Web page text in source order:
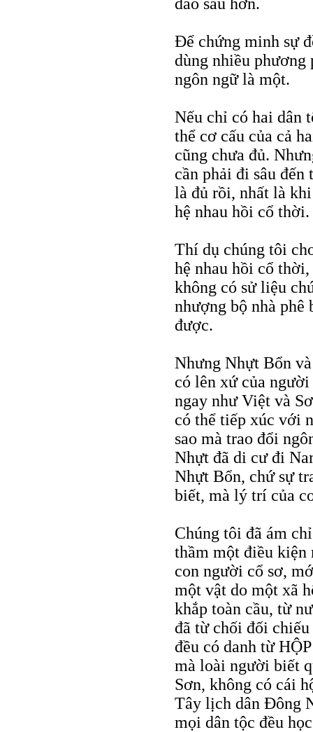
Để chứng minh sự
dùng nhiều phương
ngôn ngữ là một.
Nếu chỉ có hai dân
thể cơ cấu của cả
cũng chưa đủ.
cần phải đi sâu đến
là đủ rồi, nhất là
hệ nhau hồi cổ thời.
Thí dụ chúng tôi
hệ nhau hồi cổ
không có sử liệu
nhượng bộ nhà
được.
Nhưng Nhựt Bổn
có lên xứ của
ngay như Việt và
có thể tiếp xúc với
sao mà trao đổi
Nhựt đã di cư đi
Nhựt Bổn, chứ sự
biết, mà lý trí của
Chúng tôi đã ám
thầm một điều kiện
con người cổ sơ,
một vật do một xã
khắp toàn cầu, từ
đã từ chối đối
đều có danh từ
mà loài người biết
Sơn, không có cái
Tây lịch dân Đông
mọi dân tộc đều